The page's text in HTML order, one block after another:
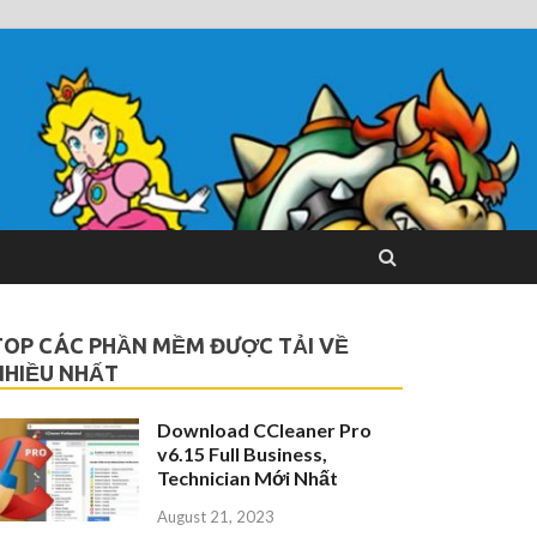
CÁC PHẦN MỀM ĐƯỢC TẢI VỀ
NHẤT
Download CCleaner Pro
v6.15 Full Business,
Technician Mới Nhất
August 21, 2023